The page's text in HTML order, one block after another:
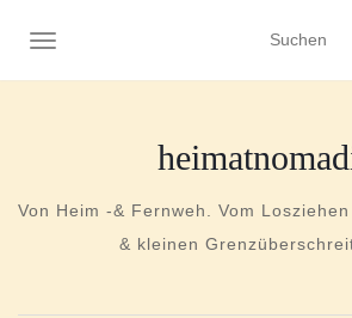
NAVIGATION UMSCHALTEN
Von Heim -& Fernweh. Vom Losziehen
& kleinen